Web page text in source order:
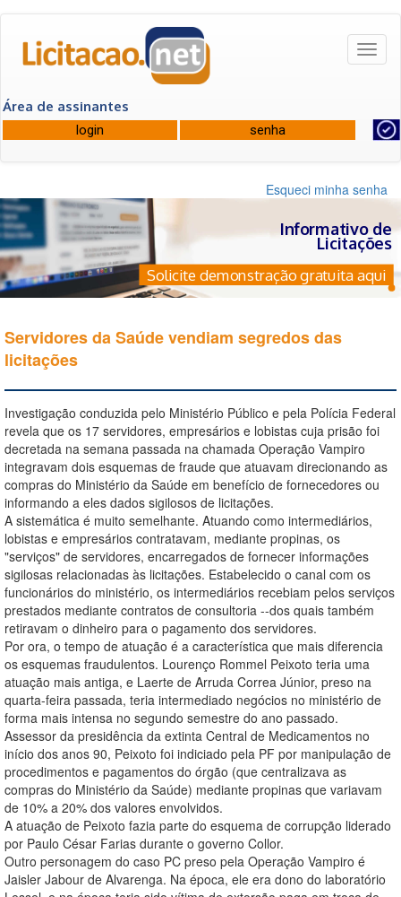
Área de assinantes
Esqueci minha senha
Informativo de
Licitações
Solicite demonstração gratuita aqui
Servidores da Saúde vendiam segredos das
licitações
Investigação conduzida pelo Ministério Público e pela Polícia Federal
revela que os 17 servidores, empresários e lobistas cuja prisão foi
decretada na semana passada na chamada Operação Vampiro
integravam dois esquemas de fraude que atuavam direcionando as
compras do Ministério da Saúde em benefício de fornecedores ou
informando a eles dados sigilosos de licitações.
A sistemática é muito semelhante. Atuando como intermediários,
lobistas e empresários contratavam, mediante propinas, os
"serviços" de servidores, encarregados de fornecer informações
sigilosas relacionadas às licitações. Estabelecido o canal com os
funcionários do ministério, os intermediários recebiam pelos serviços
prestados mediante contratos de consultoria --dos quais também
retiravam o dinheiro para o pagamento dos servidores.
Por ora, o tempo de atuação é a característica que mais diferencia
os esquemas fraudulentos. Lourenço Rommel Peixoto teria uma
atuação mais antiga, e Laerte de Arruda Correa Júnior, preso na
quarta-feira passada, teria intermediado negócios no ministério de
forma mais intensa no segundo semestre do ano passado.
Assessor da presidência da extinta Central de Medicamentos no
início dos anos 90, Peixoto foi indiciado pela PF por manipulação de
procedimentos e pagamentos do órgão (que centralizava as
compras do Ministério da Saúde) mediante propinas que variavam
de 10% a 20% dos valores envolvidos.
A atuação de Peixoto fazia parte do esquema de corrupção liderado
por Paulo César Farias durante o governo Collor.
Outro personagem do caso PC preso pela Operação Vampiro é
Jaisler Jabour de Alvarenga. Na época, ele era dono do laboratório